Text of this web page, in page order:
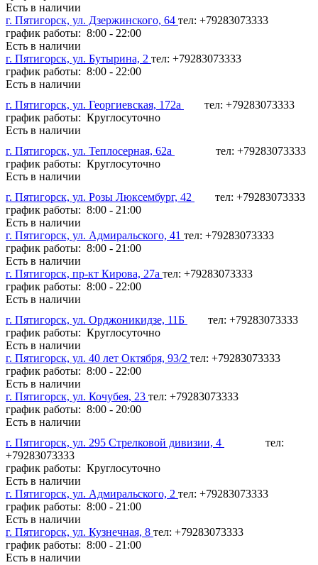
Есть в наличии
г. Пятигорск, ул. Дзержинского, 64 тел: +79283073333
график работы: 8:00 - 22:00
Есть в наличии
г. Пятигорск, ул. Бутырина, 2 тел: +79283073333
график работы: 8:00 - 22:00
Есть в наличии
г. Пятигорск, ул. Георгиевская, 172а
тел: +79283073333
график работы: Круглосуточно
Есть в наличии
г. Пятигорск, ул. Теплосерная, 62а
тел: +79283073333
график работы: Круглосуточно
Есть в наличии
г. Пятигорск, ул. Розы Люксембург, 42
тел: +79283073333
график работы: 8:00 - 21:00
Есть в наличии
г. Пятигорск, ул. Адмиральского, 41 тел: +79283073333
график работы: 8:00 - 21:00
Есть в наличии
г. Пятигорск, пр-кт Кирова, 27а тел: +79283073333
график работы: 8:00 - 22:00
Есть в наличии
г. Пятигорск, ул. Орджоникидзе, 11Б
тел: +79283073333
график работы: Круглосуточно
Есть в наличии
г. Пятигорск, ул. 40 лет Октября, 93/2 тел: +79283073333
график работы: 8:00 - 22:00
Есть в наличии
г. Пятигорск, ул. Кочубея, 23 тел: +79283073333
график работы: 8:00 - 20:00
Есть в наличии
г. Пятигорск, ул. 295 Стрелковой дивизии, 4
тел:
+79283073333
график работы: Круглосуточно
Есть в наличии
г. Пятигорск, ул. Адмиральского, 2 тел: +79283073333
график работы: 8:00 - 21:00
Есть в наличии
г. Пятигорск, ул. Кузнечная, 8 тел: +79283073333
график работы: 8:00 - 21:00
Есть в наличии